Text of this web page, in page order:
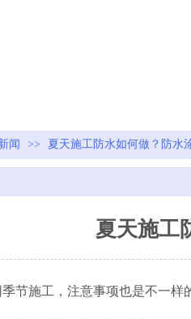
闻 >> 夏天施工防水如何做？防水
夏天施工
节施工，注意事项也是不一